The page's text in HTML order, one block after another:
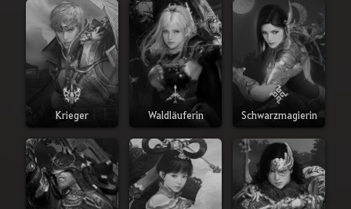
Krieger Waldläuferin Schwarzmagierin